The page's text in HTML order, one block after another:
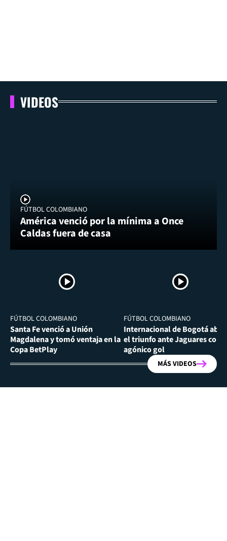
VIDEOS
FÚTBOL COLOMBIANO
América venció por la mínima a Once
Caldas fuera de casa
FÚTBOL COLOMBIANO
Santa Fe venció a Unión
Magdalena y tomó ventaja en la
Copa BetPlay
FÚTBOL COLOMBIANO
Internacional de Bogotá
el triunfo ante Jaguares con
agónico gol
MÁS VIDEOS